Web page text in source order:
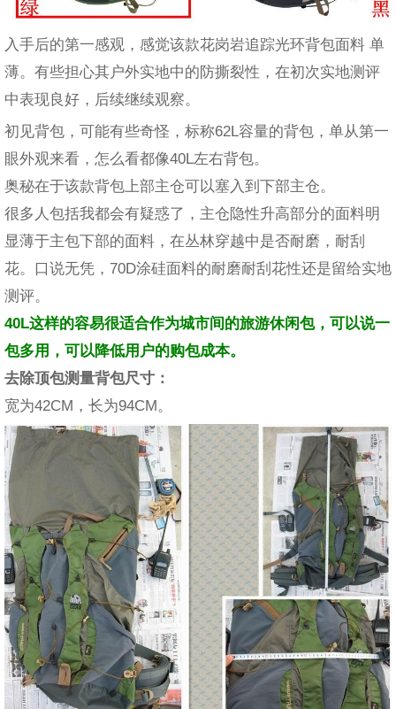
入手后的第一感观，感觉该款花岗岩追踪光环背包面料 单
薄。有些担心其户外实地中的防撕裂性，在初次实地测评
中表现良好，后续继续观察。
初见背包，可能有些奇怪，标称62L容量的背包，单从第一
眼外观来看，怎么看都像40L左右背包。
奥秘在于该款背包上部主仓可以塞入到下部主仓。
很多人包括我都会有疑惑了，主仓隐性升高部分的面料明
显薄于主包下部的面料，在丛林穿越中是否耐磨，耐刮
花。口说无凭，70D涂硅面料的耐磨耐刮花性还是留给实地
测评。
40L这样的容易很适合作为城市间的旅游休闲包，可以说一
包多用，可以降低用户的购包成本。
去除顶包测量背包尺寸：
宽为42CM，长为94CM。